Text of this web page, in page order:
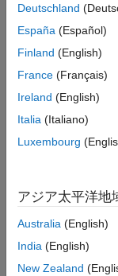
ついてレポートす
Simulink ブロッ
Simulink ブロッ
る。
Simulink システ
ート
れる順序につい
レポート API に
動的システムの
Deutschland
España (Español)
Finland (English)
France (Français)
Ireland (English)
Italia (Italiano)
Luxembourg
アジア太平洋地
Australia (English)
India (English)
New Zealand